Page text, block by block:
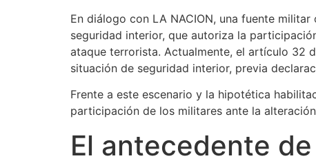
En diálogo con LA NACION, una fuente
seguridad interior, que autoriza la
ataque terrorista. Actualmente, el artículo 32
situación de seguridad interior, previa
Frente a este escenario y la hipotética
participación de los militares ante la
El antecedente